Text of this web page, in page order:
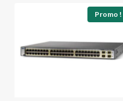
Promo !